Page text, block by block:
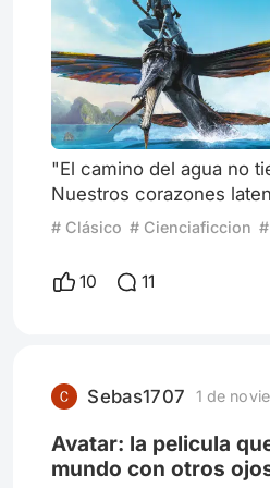
"El camino del agua no
Nuestros corazones
mundo. El mar es tu
da y el mar quita. El
cosas: la vida a la
debería importarnos un
# Clásico # Cienciaficcion
10 11
Sebas1707 1 de
Avatar: la pelicula
mundo con otros